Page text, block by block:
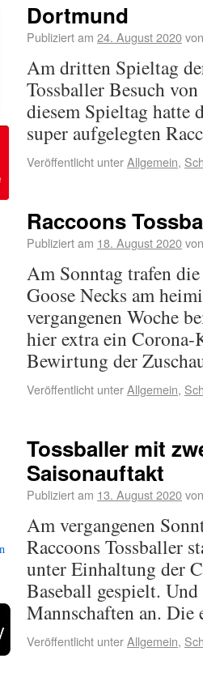
Dortmund
Publiziert am 24. August 2020von
Am dritten Spieltag
Tossballer Besuch
diesem Spieltag hatte
super aufgelegten
Veröffentlicht unterAllgemein,
Raccoons
Publiziert am 18. August 2020von
Am Sonntag trafen
Goose Necks am
vergangenen Woche
hier extra ein Corona-
Bewirtung der
Veröffentlicht unterAllgemein,
Tossballer mit
Saisonauftakt
Publiziert am 13. August 2020von
Am vergangenen
Raccoons Tossballer
unter Einhaltung der
Baseball gespielt. Und
Mannschaften an.
Veröffentlicht unterAllgemein,